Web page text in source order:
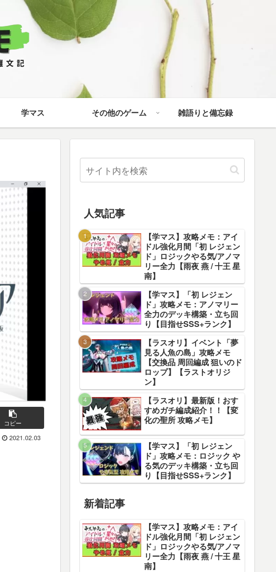
学マス その他のゲーム 雑語りと備忘録
コピー
2021.02.03
人気記事
【学マス】攻略メモ：アイ
ドル強化月間「初 レジェン
ド」ロジックやる気/アノマ
リー全力【雨夜 燕 / 十王 星
南】
【学マス】「初 レジェン
ド」攻略メモ：アノマリー
全力のデッキ構築・立ち回
り【目指せSSS+ランク】
【ラスオリ】イベント「夢
見る人魚の島」攻略メモ
【交換品 周回編成 狙いのド
ロップ】【ラストオリジ
ン】
【ラスオリ】最新版！おす
すめガチ編成紹介！！【変
化の聖所 攻略メモ】
【学マス】「初 レジェン
ド」攻略メモ：ロジック や
る気のデッキ構築・立ち回
り【目指せSSS+ランク】
新着記事
【学マス】攻略メモ：アイ
ドル強化月間「初 レジェン
ド」ロジックやる気/アノマ
リー全力【雨夜 燕 / 十王 星
南】